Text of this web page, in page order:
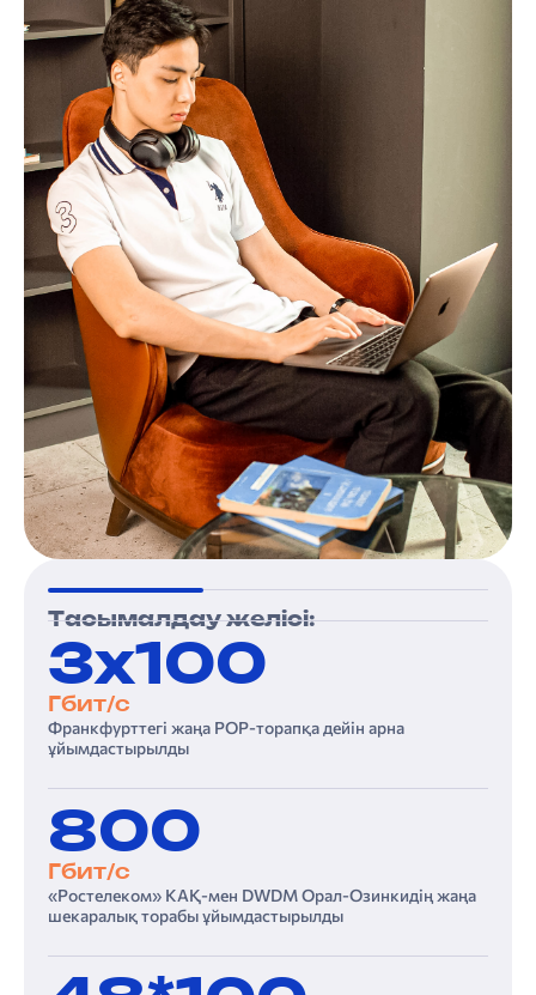
Тасымалдау желісі:
3х100
Гбит/с
Франкфурттегі жаңа POP-торапқа дейін арна
ұйымдастырылды
800
Гбит/с
«Ростелеком» КАҚ-мен DWDM Орал-Озинкидің жаңа
шекаралық торабы ұйымдастырылды